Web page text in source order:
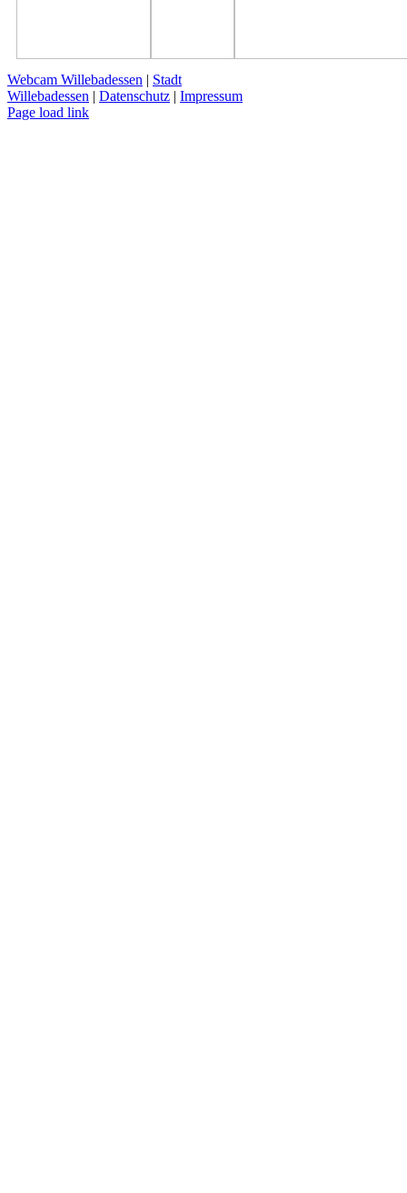
Webcam Willebadessen | Stadt
Willebadessen | Datenschutz | Impressum
Facebook
X
YouTube
Page load link